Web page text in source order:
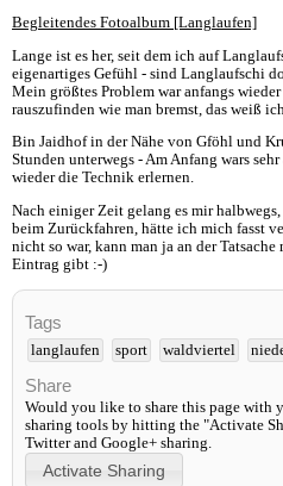
Begleitendes Fotoalbum [Langlaufen]
Lange ist es her, seit dem ich auf
eigenartiges Gefühl - sind Langlaufschi
Mein größtes Problem war anfangs
rauszufinden wie man bremst, das weiß
Bin Jaidhof in der Nähe von Gföhl und
Stunden unterwegs - Am Anfang wars
wieder die Technik erlernen.
Nach einiger Zeit gelang es mir
beim Zurückfahren, hätte ich mich fasst
nicht so war, kann man ja an der Tatsache
Eintrag gibt :-)
Tags
langlaufen sport waldviertel
Share
Would you like to share this page with
sharing tools by hitting the "Activate
Twitter and Google+ sharing.